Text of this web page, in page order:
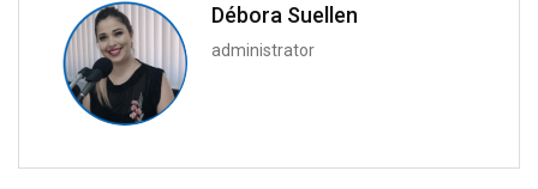
Débora Suellen
administrator